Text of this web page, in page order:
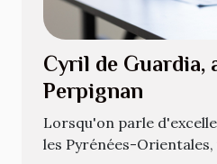
Cyril de Guardia,
Perpignan
Lorsqu'on parle
les Pyrénées-